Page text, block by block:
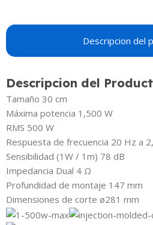
Descripcion del
Descripcion del
Tamaño 30 cm
Máxima potencia 1,500 W
RMS 500 W
Respuesta de frecuencia 20 Hz a
Sensibilidad (1W / 1m) 78 dB
Impedancia Dual 4 Ω
Profundidad de montaje 147 mm
Dimensiones de corte ø281 mm